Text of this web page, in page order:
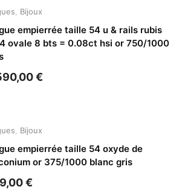
Bijoux
empierrée taille 54 u & rails rubis
ovale 8 bts = 0.08ct hsi or 750/1000
€
Bijoux
empierrée taille 54 oxyde de
or 375/1000 blanc gris
€